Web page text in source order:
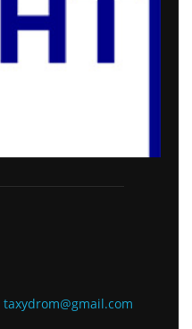
taxydrom@gmail.com